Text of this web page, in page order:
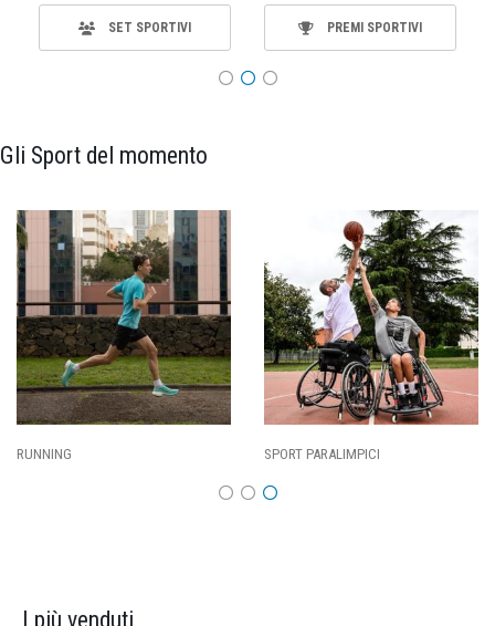
SET SPORTIVI PREMI SPORTIVI
Gli Sport del momento
SPORT PARALIMPICI CALCIO
I più venduti